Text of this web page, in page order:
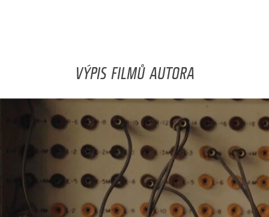
VÝPIS FILMŮ AUTORA